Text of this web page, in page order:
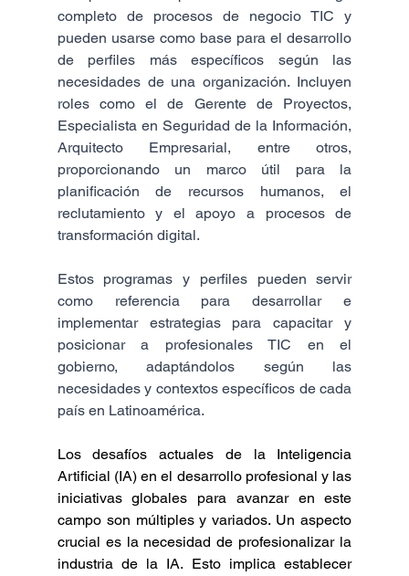
completo de procesos de negocio TIC y
pueden usarse como base para el desarrollo
de perfiles más específicos según las
necesidades de una organización. Incluyen
roles como el de Gerente de Proyectos,
Especialista en Seguridad de la Información,
Arquitecto Empresarial, entre otros,
proporcionando un marco útil para la
planificación de recursos humanos, el
reclutamiento y el apoyo a procesos de
transformación digital.
Estos programas y perfiles pueden servir
como referencia para desarrollar e
implementar estrategias para capacitar y
posicionar a profesionales TIC en el
gobierno, adaptándolos según las
necesidades y contextos específicos de cada
país en Latinoamérica.
Los desafíos actuales de la Inteligencia
Artificial (IA) en el desarrollo profesional y las
iniciativas globales para avanzar en este
campo son múltiples y variados. Un aspecto
crucial es la necesidad de profesionalizar la
industria de la IA. Esto implica establecer